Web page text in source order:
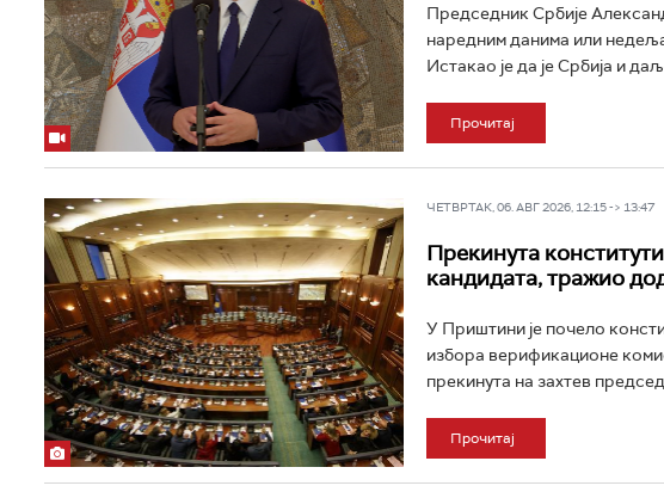
Председник Србије
наредним данима или
Истакао је да је Србија и
Прочитај
ЧЕТВРТАК, 06. АВГ 2026, 12:15 -> 13:47
Прекинута
кандидата, тражио
У Приштини је почело
избора верификационе
прекинута на захтев
Прочитај